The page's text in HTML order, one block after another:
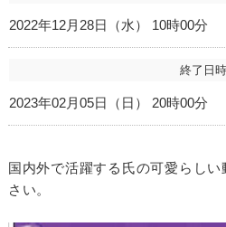
2022年12月28日（水） 10時00分
終了日時
2023年02月05日（日） 20時00分
国内外で活躍する氏の可愛らし
さい。